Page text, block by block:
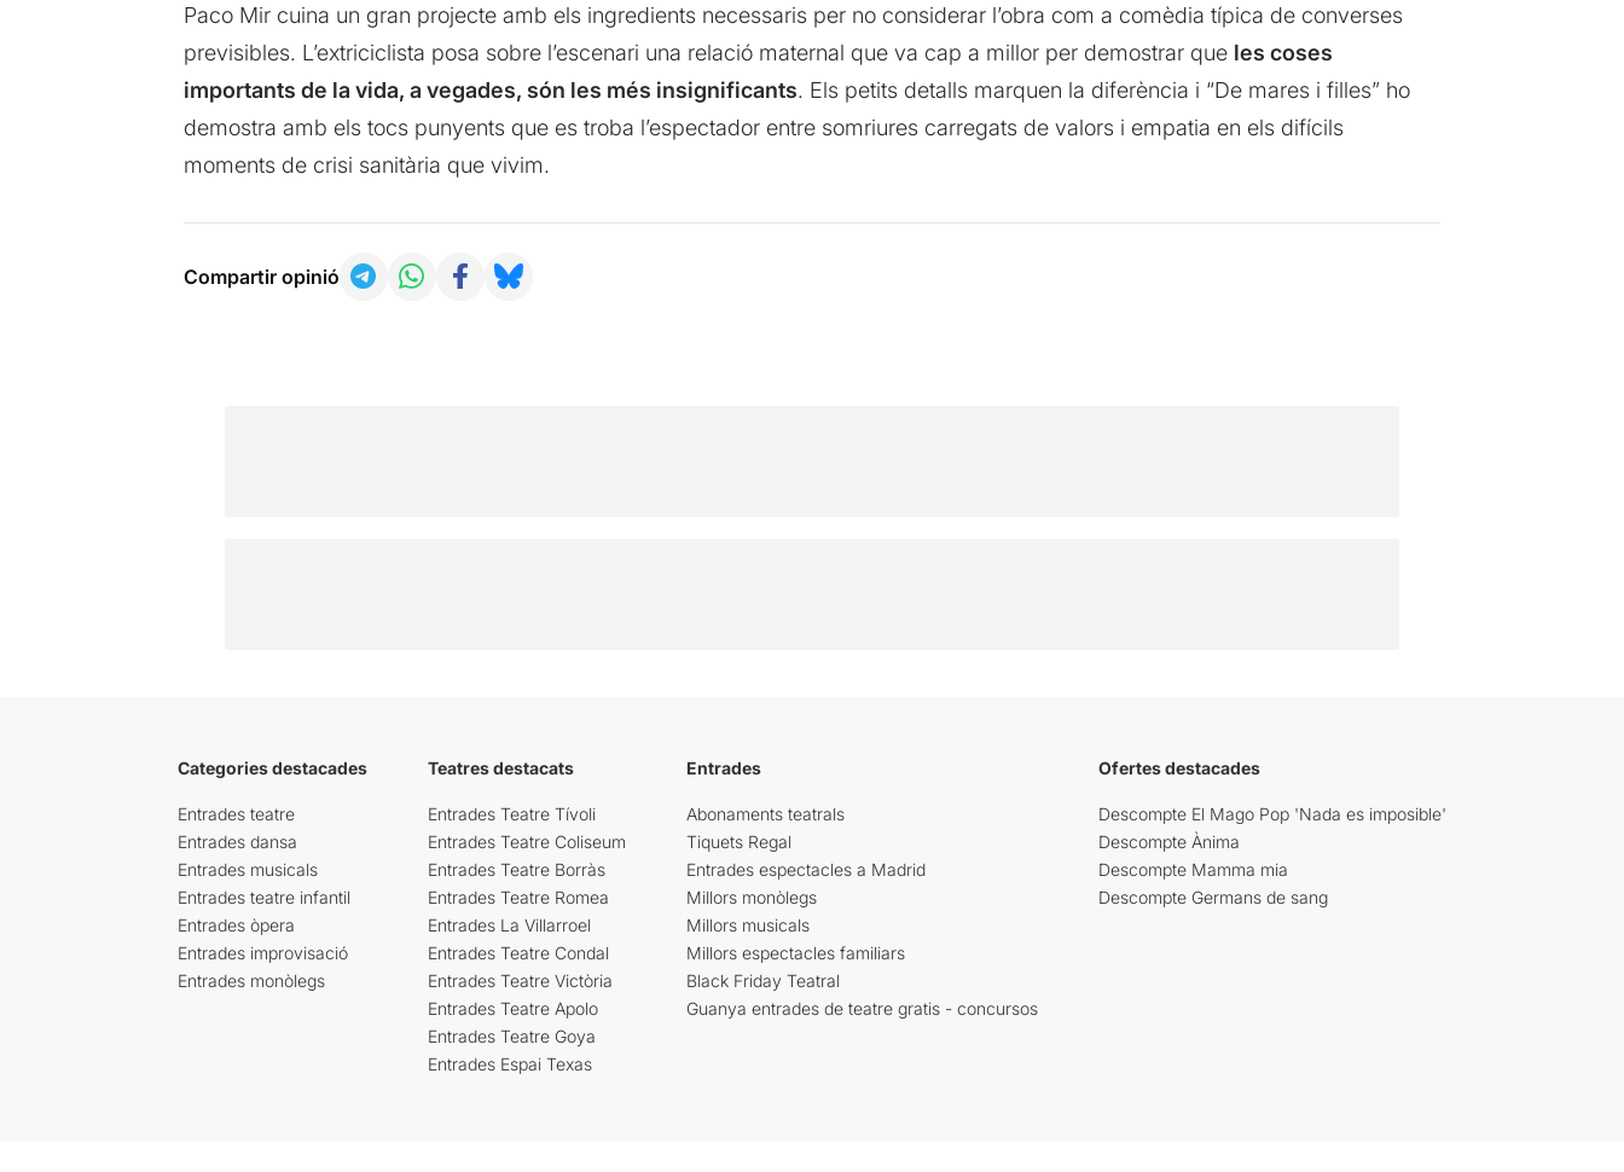
Paco Mir cuina un gran projecte amb els ingredients necessaris per no considerar l’obra com a comèdia típica de converses
previsibles. L’extriciclista posa sobre l’escenari una relació maternal que va cap a millor per demostrar que les coses
importants de la vida, a vegades, són les més insignificants. Els petits detalls marquen la diferència i “De mares i filles” ho
demostra amb els tocs punyents que es troba l’espectador entre somriures carregats de valors i empatia en els difícils
moments de crisi sanitària que vivim.
Compartir opinió
Categories destacades
Entrades teatre
Entrades dansa
Entrades musicals
Entrades teatre infantil
Entrades òpera
Entrades improvisació
Entrades monòlegs
Teatres destacats
Entrades Teatre Tívoli
Entrades Teatre Coliseum
Entrades Teatre Borràs
Entrades Teatre Romea
Entrades La Villarroel
Entrades Teatre Condal
Entrades Teatre Victòria
Entrades Teatre Apolo
Entrades Teatre Goya
Entrades Espai Texas
Entrades
Abonaments teatrals
Tiquets Regal
Entrades espectacles a Madrid
Millors monòlegs
Millors musicals
Millors espectacles familiars
Black Friday Teatral
Guanya entrades de teatre gratis - concursos
Ofertes destacades
Descompte El Mago Pop 'Nada es imposible'
Descompte Ànima
Descompte Mamma mia
Descompte Germans de sang